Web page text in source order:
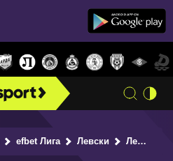
efbet Лига Левски Левски издаде наведнъж 58 членски карти на феновете си от Мездра (ВИДЕО)